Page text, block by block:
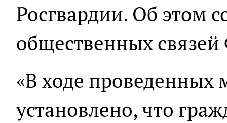
Росгвардии. Об этом
общественных
«В ходе проведенных
установлено, что